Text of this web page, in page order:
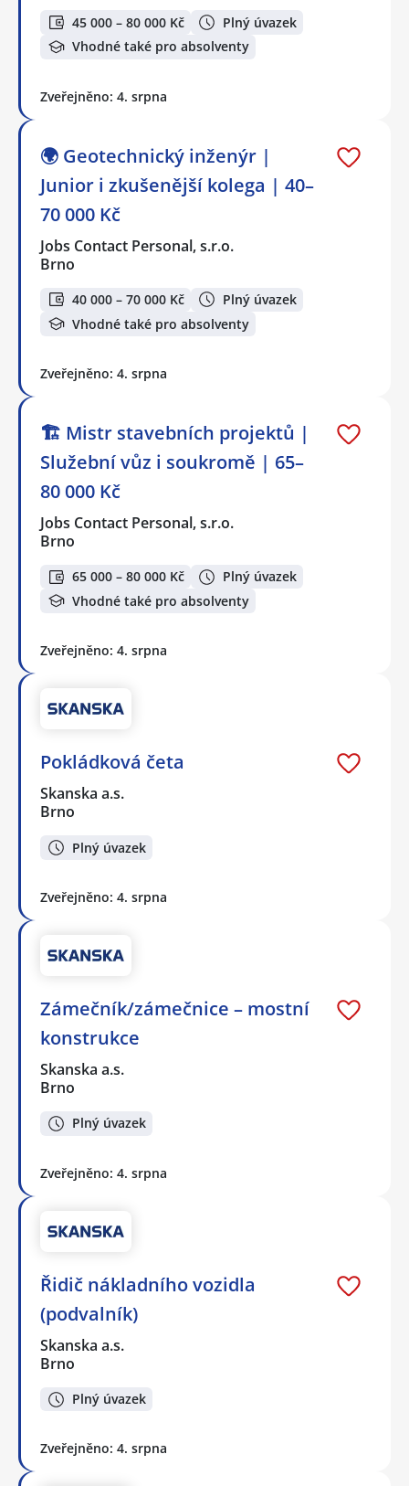
45 000 – 80 000 Kč
Plný úvazek
Vhodné také pro absolventy
Zveřejněno: 4. srpna
🌍 Geotechnický inženýr |
Junior i zkušenější kolega | 40–
70 000 Kč
Jobs Contact Personal, s.r.o.
Brno
40 000 – 70 000 Kč
Plný úvazek
Vhodné také pro absolventy
Zveřejněno: 4. srpna
🏗️ Mistr stavebních projektů |
Služební vůz i soukromě | 65–
80 000 Kč
Jobs Contact Personal, s.r.o.
Brno
65 000 – 80 000 Kč
Plný úvazek
Vhodné také pro absolventy
Zveřejněno: 4. srpna
Pokládková četa
Skanska a.s.
Brno
Plný úvazek
Zveřejněno: 4. srpna
Zámečník/zámečnice – mostní
konstrukce
Skanska a.s.
Brno
Plný úvazek
Zveřejněno: 4. srpna
Řidič nákladního vozidla
(podvalník)
Skanska a.s.
Brno
Plný úvazek
Zveřejněno: 4. srpna